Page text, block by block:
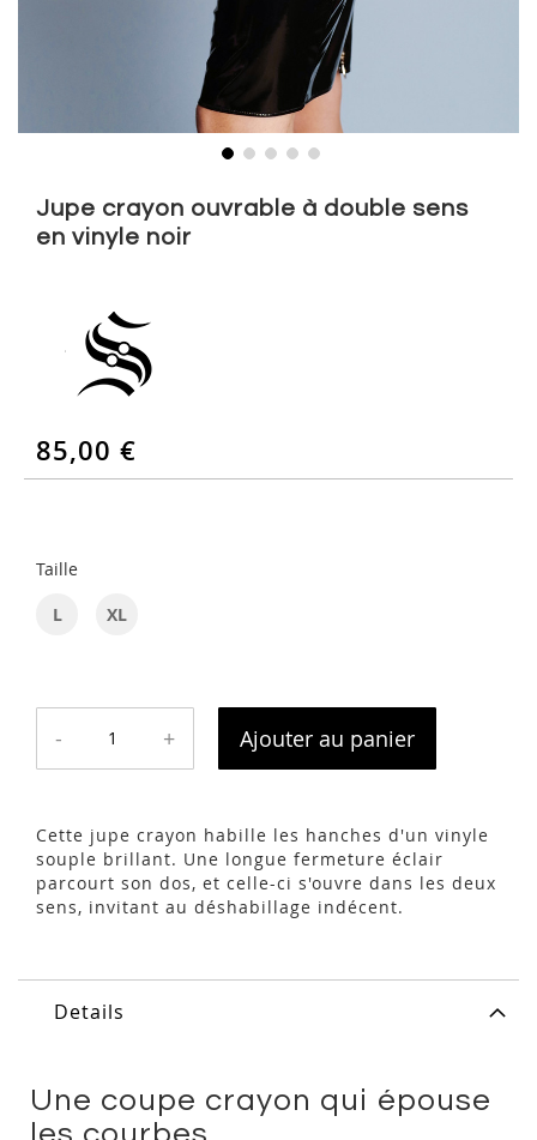
the
beginning
gallery
Jupe crayon ouvrable à double sens
en vinyle noir
85,00 €
Taille
L
XL
- + Ajouter au panier
Cette jupe crayon habille les hanches d'un vinyle
souple brillant. Une longue fermeture éclair
parcourt son dos, et celle-ci s'ouvre dans les deux
sens, invitant au déshabillage indécent.
Details
Une coupe crayon qui épouse